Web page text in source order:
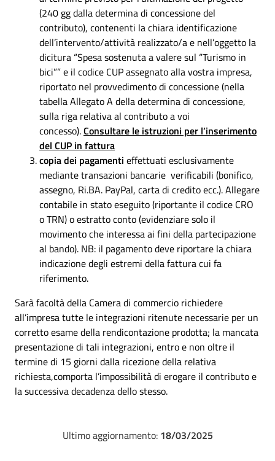
(240 gg dalla determina di concessione del
contributo), contenenti la chiara identificazione
dell’intervento/attività realizzato/a e nell’oggetto la
dicitura “Spesa sostenuta a valere sul “Turismo in
bici”” e il codice CUP assegnato alla vostra impresa,
riportato nel provvedimento di concessione (nella
tabella Allegato A della determina di concessione,
sulla riga relativa al contributo a voi
concesso).Consultare le istruzioni per l’inserimento
del CUP in fattura
copia dei pagamenti effettuati esclusivamente
mediante transazioni bancarie verificabili (bonifico,
assegno, Ri.BA. PayPal, carta di credito ecc.). Allegare
contabile in stato eseguito (riportante il codice CRO
o TRN) o estratto conto (evidenziare solo il
movimento che interessa ai fini della partecipazione
al bando). NB: il pagamento deve riportare la chiara
indicazione degli estremi della fattura cui fa
riferimento.
Sarà facoltà della Camera di commercio richiedere
all’impresa tutte le integrazioni ritenute necessarie per un
corretto esame della rendicontazione prodotta; la mancata
presentazione di tali integrazioni, entro e non oltre il
termine di 15 giorni dalla ricezione della relativa
richiesta,comporta l’impossibilità di erogare il contributo e
la successiva decadenza dello stesso.
Ultimo aggiornamento: 18/03/2025